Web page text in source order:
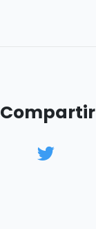
Compartir